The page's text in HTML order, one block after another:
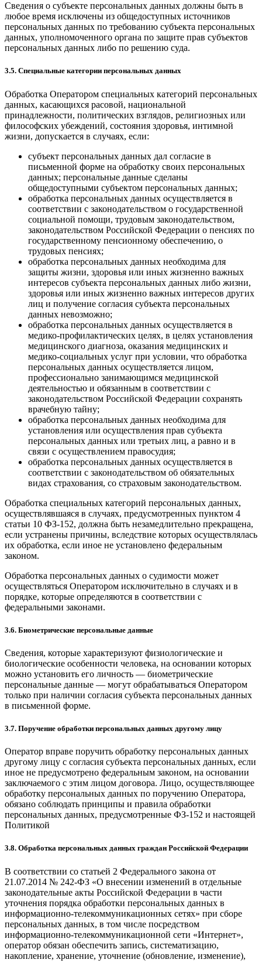
Сведения о субъекте персональных данных должны быть в
любое время исключены из общедоступных источников
персональных данных по требованию субъекта персональных
данных, уполномоченного органа по защите прав субъектов
персональных данных либо по решению суда.
3.5. Специальные категории персональных данных
Обработка Оператором специальных категорий персональных
данных, касающихся расовой, национальной
принадлежности, политических взглядов, религиозных или
философских убеждений, состояния здоровья, интимной
жизни, допускается в случаях, если:
субъект персональных данных дал согласие в
письменной форме на обработку своих персональных
данных; персональные данные сделаны
общедоступными субъектом персональных данных;
обработка персональных данных осуществляется в
соответствии с законодательством о государственной
социальной помощи, трудовым законодательством,
законодательством Российской Федерации о пенсиях по
государственному пенсионному обеспечению, о
трудовых пенсиях;
обработка персональных данных необходима для
защиты жизни, здоровья или иных жизненно важных
интересов субъекта персональных данных либо жизни,
здоровья или иных жизненно важных интересов других
лиц и получение согласия субъекта персональных
данных невозможно;
обработка персональных данных осуществляется в
медико-профилактических целях, в целях установления
медицинского диагноза, оказания медицинских и
медико-социальных услуг при условии, что обработка
персональных данных осуществляется лицом,
профессионально занимающимся медицинской
деятельностью и обязанным в соответствии с
законодательством Российской Федерации сохранять
врачебную тайну;
обработка персональных данных необходима для
установления или осуществления прав субъекта
персональных данных или третьих лиц, а равно и в
связи с осуществлением правосудия;
обработка персональных данных осуществляется в
соответствии с законодательством об обязательных
видах страхования, со страховым законодательством.
Обработка специальных категорий персональных данных,
осуществлявшаяся в случаях, предусмотренных пунктом 4
статьи 10 ФЗ-152, должна быть незамедлительно прекращена,
если устранены причины, вследствие которых осуществлялась
их обработка, если иное не установлено федеральным
законом.
Обработка персональных данных о судимости может
осуществляться Оператором исключительно в случаях и в
порядке, которые определяются в соответствии с
федеральными законами.
3.6. Биометрические персональные данные
Сведения, которые характеризуют физиологические и
биологические особенности человека, на основании которых
можно установить его личность — биометрические
персональные данные — могут обрабатываться Оператором
только при наличии согласия субъекта персональных данных
в письменной форме.
3.7. Поручение обработки персональных данных другому лицу
Оператор вправе поручить обработку персональных данных
другому лицу с согласия субъекта персональных данных, если
иное не предусмотрено федеральным законом, на основании
заключаемого с этим лицом договора. Лицо, осуществляющее
обработку персональных данных по поручению Оператора,
обязано соблюдать принципы и правила обработки
персональных данных, предусмотренные ФЗ-152 и настоящей
Политикой
3.8. Обработка персональных данных граждан Российской Федерации
В соответствии со статьей 2 Федерального закона от
21.07.2014 № 242-ФЗ «О внесении изменений в отдельные
законодательные акты Российской Федерации в части
уточнения порядка обработки персональных данных в
информационно-телекоммуникационных сетях» при сборе
персональных данных, в том числе посредством
информационно-телекоммуникационной сети «Интернет»,
оператор обязан обеспечить запись, систематизацию,
накопление, хранение, уточнение (обновление, изменение),